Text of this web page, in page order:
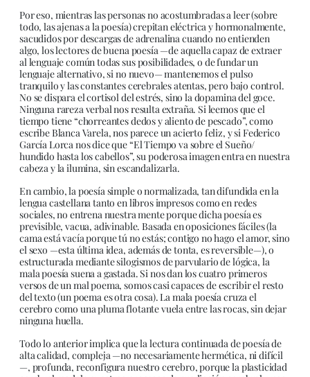
Por eso, mientras las personas no acostumbradas a leer (sobre
todo, las ajenas a la poesía) crepitan eléctrica y hormonalmente,
sacudidos por descargas de adrenalina cuando no entienden
algo, los lectores de buena poesía —de aquella capaz de extraer
al lenguaje común todas sus posibilidades, o de fundar un
lenguaje alternativo, si no nuevo— mantenemos el pulso
tranquilo y las constantes cerebrales atentas, pero bajo control.
No se dispara el cortisol del estrés, sino la dopamina del goce.
Ninguna rareza verbal nos resulta extraña. Si leemos que el
tiempo tiene “chorreantes dedos y aliento de pescado”, como
escribe Blanca Varela, nos parece un acierto feliz, y si Federico
García Lorca nos dice que “El Tiempo va sobre el Sueño/
hundido hasta los cabellos”, su poderosa imagen entra en nuestra
cabeza y la ilumina, sin escandalizarla.
En cambio, la poesía simple o normalizada, tan difundida en la
lengua castellana tanto en libros impresos como en redes
sociales, no entrena nuestra mente porque dicha poesía es
previsible, vacua, adivinable. Basada en oposiciones fáciles (la
cama está vacía porque tú no estás; contigo no hago el amor, sino
el sexo —esta última idea, además de tonta, es reversible—), o
estructurada mediante silogismos de parvulario de lógica, la
mala poesía suena a gastada. Si nos dan los cuatro primeros
versos de un mal poema, somos casi capaces de escribir el resto
del texto (un poema es otra cosa). La mala poesía cruza el
cerebro como una pluma flotante vuela entre las rocas, sin dejar
ninguna huella.
Todo lo anterior implica que la lectura continuada de poesía de
alta calidad, compleja —no necesariamente hermética, ni difícil
—, profunda, reconfigura nuestro cerebro, porque la plasticidad